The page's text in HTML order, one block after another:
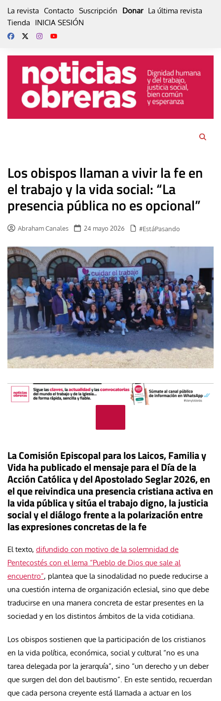
La revista Contacto Suscripción Donar La última revista
Tienda
INICIA SESIÓN
Los obispos llaman a vivir la fe en
el trabajo y la vida social: “La
presencia pública no es opcional”
Abraham Canales 24 mayo 2026 #EstáPasando
La Comisión Episcopal para los Laicos, Familia y
Vida ha publicado el mensaje para el Día de la
Acción Católica y del Apostolado Seglar 2026, en
el que reivindica una presencia cristiana activa en
la vida pública y sitúa el trabajo digno, la justicia
social y el diálogo frente a la polarización entre
las expresiones concretas de la fe
El texto, difundido con motivo de la solemnidad de
Pentecostés con el lema “Pueblo de Dios que sale al
encuentro”, plantea que la sinodalidad no puede reducirse a
una cuestión interna de organización eclesial, sino que debe
traducirse en una manera concreta de estar presentes en la
sociedad y en los distintos ámbitos de la vida cotidiana.
Los obispos sostienen que la participación de los cristianos
en la vida política, económica, social y cultural “no es una
tarea delegada por la jerarquía”, sino “un derecho y un deber
que surgen del don del bautismo”. En este sentido, recuerdan
que cada persona creyente está llamada a actuar en los